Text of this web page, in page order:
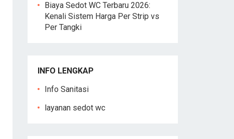
Biaya Sedot WC Terbaru 2026:
Kenali Sistem Harga Per Strip vs
Per Tangki
INFO LENGKAP
Info Sanitasi
layanan sedot wc